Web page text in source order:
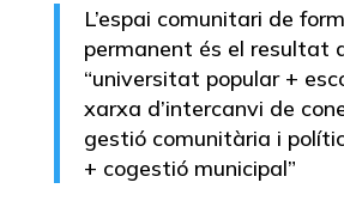
L’espai comunitari de
permanent és el resultat
“universitat popular +
xarxa d’intercanvi de
gestió comunitària i
+ cogestió municipal”